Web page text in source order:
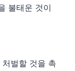
불태운 것이
벌할 것을 촉